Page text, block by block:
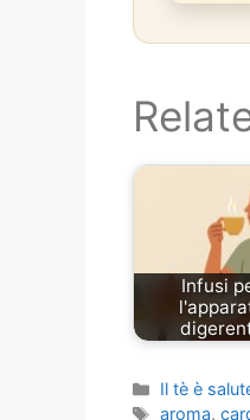
Infusi
Categories
Il tè è
Tags
aroma,